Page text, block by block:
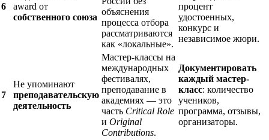
6
award от
собственного союза
объяснения
процесса отбора
рассматриваются
как «локальные».
процент
удостоенных,
конкурс и
независимое жюри.
7
Не упоминают
преподавательскую
деятельность
Мастер-классы на
международных
фестивалях,
преподавание в
академиях — это
часть Critical Role
иOriginal
Contributions.
Документировать
каждый мастер-
класс: количество
учеников,
программа, отзывы,
организаторы.